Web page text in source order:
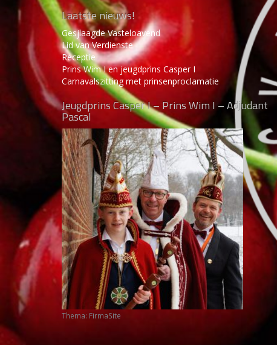
Laatste nieuws!
Gesjlaagde Vasteloavend
Lid van Verdienste
Receptie
Prins Wim I en jeugdprins Casper I
Carnavalszitting met prinsenproclamatie
Jeugdprins Casper I – Prins Wim I – Adjudant
Pascal
Thema: FirmaSite